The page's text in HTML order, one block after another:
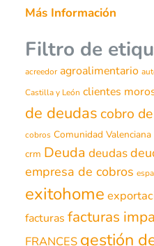
Más Información
Filtro de
acreedor agroalimentario
Castilla y León clientes
de deudas cobro
cobros Comunidad Valenciana
crm Deuda deudas
empresa de cobros
exitohome
facturas facturas
FRANCES gestión